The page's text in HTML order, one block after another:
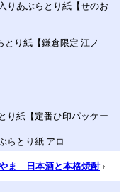
りあぶらとり紙【せのお
とり紙【鎌倉限定 江ノ
り紙【定番ひ印パッケー
らとり紙 アロ
ま 日本酒と本格焼酎